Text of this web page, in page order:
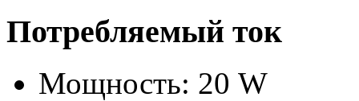
Потребляемый ток
Мощность: 20 W